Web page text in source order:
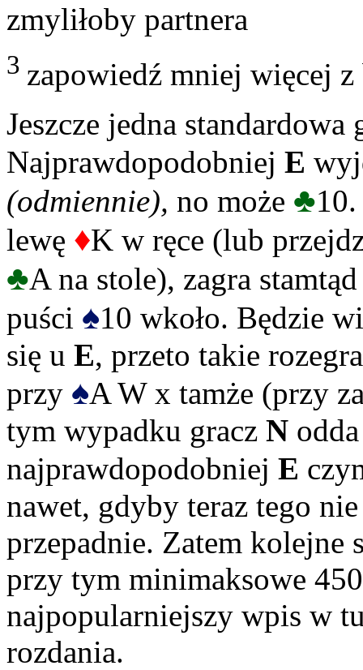
zmyliłoby partnera
3 zapowiedź mniej więcej z
Jeszcze jedna
Najprawdopodobniej E
(odmiennie), no może ♣
lewę ♦K w ręce (lub
♣A na stole), zagra
puści ♠10 wkoło. Będzie
się u E, przeto takie
przy ♠A W x tamże (przy
tym wypadku gracz N
najprawdopodobniej E
nawet, gdyby teraz tego
przepadnie. Zatem kolejne
przy tym minimaksowe
najpopularniejszy wpis w
rozdania.